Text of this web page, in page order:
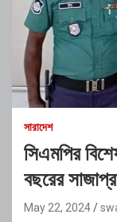
সারাদেশ
সিএমপির
বছরের
May 22, 2024